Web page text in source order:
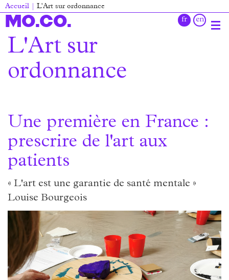
Aller
au
contenu
principal
Fil
d'Ariane
Accueil L'Art sur ordonnance
MO.CO.
Main
navigation
L'Art sur
ordonnance
Une première en France :
prescrire de l'art aux
patients
« L'art est une garantie de santé mentale »
Louise Bourgeois